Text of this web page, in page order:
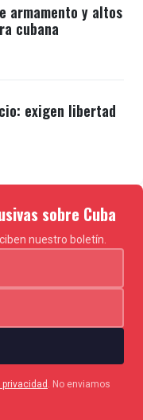
armamento y altos
cubana
exigen libertad
sobre Cuba
nuestro boletín.
. No enviamos